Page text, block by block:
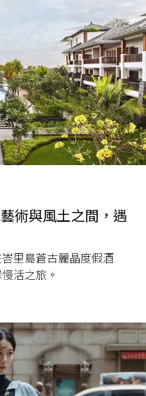
術與風土之間，遇
里島蒼古麗晶度假酒
活之旅。